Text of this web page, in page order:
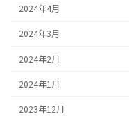
2024年4月
2024年3月
2024年2月
2024年1月
2023年12月